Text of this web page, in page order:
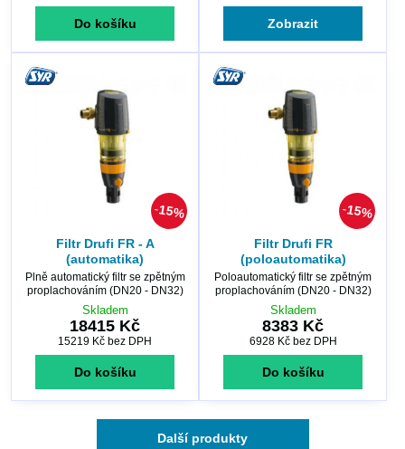
Do košíku Zobrazit
15%
Filtr Drufi FR - A
(automatika)
Plně automatický filtr se zpětným
proplachováním (DN20 - DN32)
Skladem
18415 Kč
15219 Kč bez DPH
Do košíku
15%
Filtr Drufi FR
(poloautomatika)
Poloautomatický filtr se zpětným
proplachováním (DN20 - DN32)
Skladem
8383 Kč
6928 Kč bez DPH
Do košíku
Další produkty